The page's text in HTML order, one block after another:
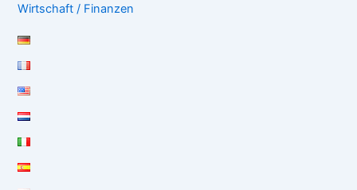
Wirtschaft / Finanzen